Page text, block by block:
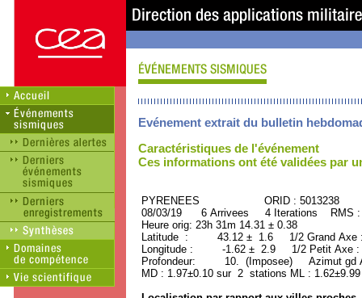
Evénement extrait du bulletin
Caractéristiques de l'événement
Ces informations ont été validées par
PYRENEES ORID : 5013238
08/03/19 6 Arrivees 4 Iterations RMS
Heure orig: 23h 31m 14.31 ± 0.38
Latitude : 43.12 ± 1.6 1/2 Grand
Longitude : -1.62 ± 2.9 1/2 Petit Axe
Profondeur: 10. (Imposee) Azimut gd
MD : 1.97±0.10 sur 2 stations ML :